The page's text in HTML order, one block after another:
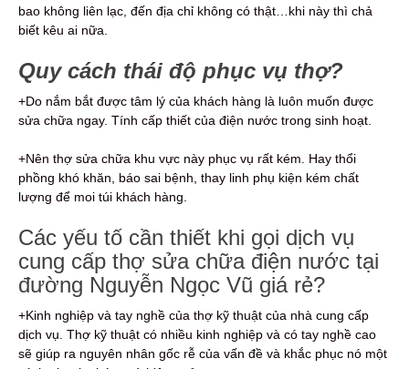
bao không liên lạc, đến địa chỉ không có thật…khi này thì chả
biết kêu ai nữa.
Quy cách thái độ phục vụ thợ?
+Do nắm bắt được tâm lý của khách hàng là luôn muốn được
sửa chữa ngay. Tính cấp thiết của điện nước trong sinh hoạt.
+Nên thợ sửa chữa khu vực này phục vụ rất kém. Hay thổi
phồng khó khăn, báo sai bệnh, thay linh phụ kiện kém chất
lượng để moi túi khách hàng.
Các yếu tố cần thiết khi gọi dịch vụ
cung cấp thợ sửa chữa điện nước tại
đường Nguyễn Ngọc Vũ giá rẻ?
+Kinh nghiệp và tay nghề của thợ kỹ thuật của nhà cung cấp
dịch vụ. Thợ kỹ thuật có nhiều kinh nghiệp và có tay nghề cao
sẽ giúp ra nguyên nhân gốc rễ của vấn đề và khắc phục nó một